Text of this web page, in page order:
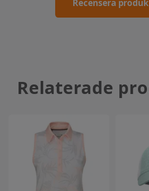
Recensera
Relaterade